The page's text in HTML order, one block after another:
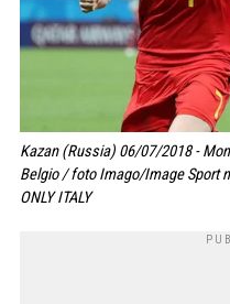
Kazan (Russia) 06/07/2018 -
Belgio / foto Imago/Image Sport
ONLY ITALY